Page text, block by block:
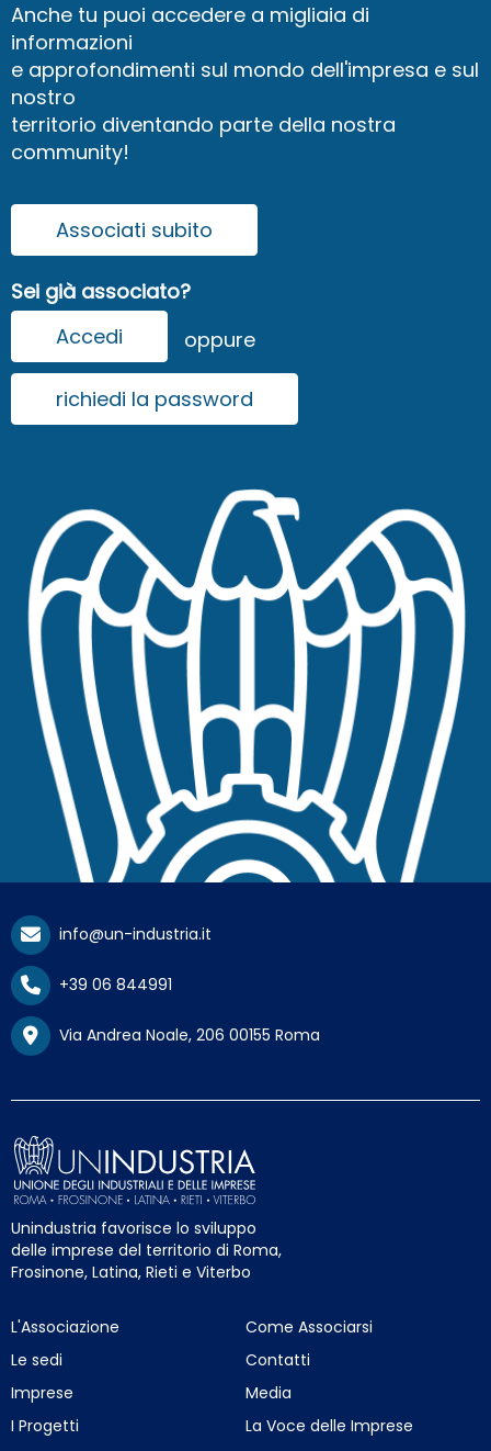
Anche tu puoi accedere a migliaia di
informazioni
e approfondimenti sul mondo dell'impresa e sul
nostro
territorio diventando parte della nostra
community!
Associati subito
Sei già associato?
Accedi
oppure
richiedi la password
info@un-industria.it
+39 06 844991
Via Andrea Noale, 206 00155 Roma
Unindustria favorisce lo sviluppo
delle imprese del territorio di Roma,
Frosinone, Latina, Rieti e Viterbo
L'Associazione
Le sedi
Imprese
I Progetti
Come Associarsi
Contatti
Media
La Voce delle Imprese